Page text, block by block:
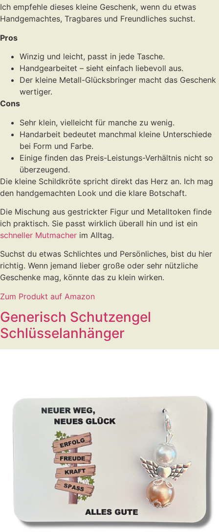
Ich empfehle dieses kleine Geschenk, wenn du etwas
Handgemachtes, Tragbares und Freundliches suchst.
Pros
Winzig und leicht, passt in jede Tasche.
Handgearbeitet – sieht einfach liebevoll aus.
Der kleine Metall-Glücksbringer macht das Geschenk
wertiger.
Cons
Sehr klein, vielleicht für manche zu wenig.
Handarbeit bedeutet manchmal kleine Unterschiede
bei Form und Farbe.
Einige finden das Preis-Leistungs-Verhältnis nicht so
überzeugend.
Die kleine Schildkröte spricht direkt das Herz an. Ich mag
den handgemachten Look und die klare Botschaft.
Die Mischung aus gestrickter Figur und Metalltoken finde
ich praktisch. Sie passt wirklich überall hin und ist ein
schneller Mutmacher im Alltag.
Suchst du etwas Schlichtes und Persönliches, bist du hier
richtig. Wenn jemand lieber große oder sehr nützliche
Geschenke mag, könnte das zu klein wirken.
Zum Produkt auf Amazon
Generisch Schutzengel
Schlüsselanhänger